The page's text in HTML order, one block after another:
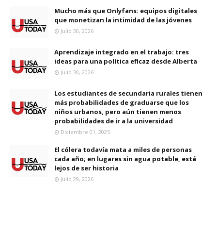
Mucho más que Onlyfans: equipos digitales
que monetizan la intimidad de las jóvenes
Julio 30, 2026
Aprendizaje integrado en el trabajo: tres
ideas para una política eficaz desde Alberta
Julio 30, 2026
Los estudiantes de secundaria rurales tienen
más probabilidades de graduarse que los
niños urbanos, pero aún tienen menos
probabilidades de ir a la universidad
Diciembre 01, 2025
El cólera todavía mata a miles de personas
cada año; en lugares sin agua potable, está
lejos de ser historia
Julio 29, 2026